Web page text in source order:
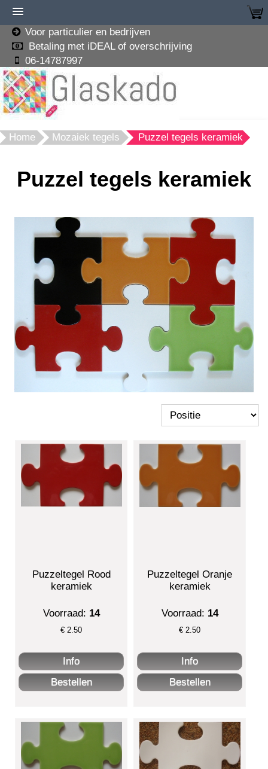
Voor particulier en bedrijven
Betaling met iDEAL of overschrijving
06-14787997
Home Mozaiek tegels Puzzel tegels keramiek
Puzzel tegels keramiek
Puzzeltegel Rood
keramiek
Voorraad: 14
€ 2.50
Puzzeltegel Oranje
keramiek
Voorraad: 14
€ 2.50